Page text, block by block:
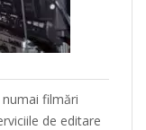
filmări
de editare